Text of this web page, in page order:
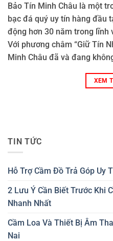
Bảo Tín Minh Châu là một
bạc đá quý uy tín hàng đầu
động hơn 30 năm trong lĩnh
Với phương châm “Giữ Tín
Minh Châu đã và đang
XEM
TIN TỨC
Hỗ Trợ Cầm Đồ Trả Góp Uy
2 Lưu Ý Cần Biết Trước Khi
Nhanh Nhất
Cầm Loa Và Thiết Bị Âm
Nai